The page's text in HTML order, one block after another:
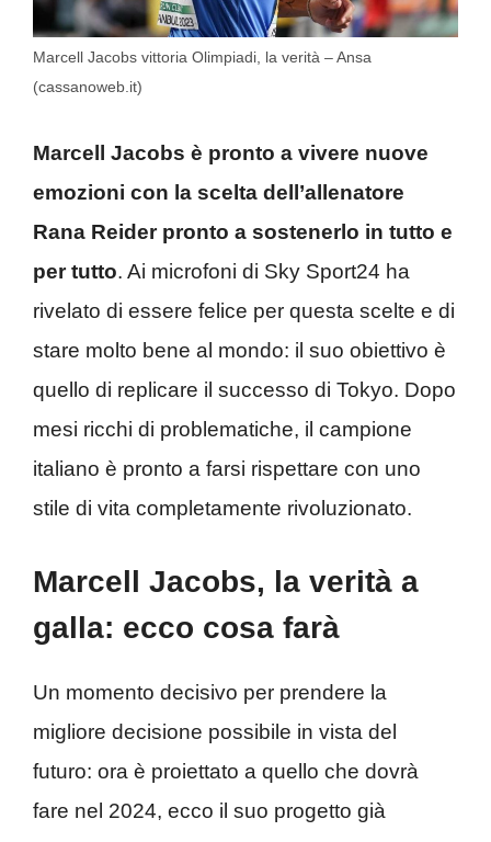
Marcell Jacobs vittoria Olimpiadi, la verità – Ansa
(cassanoweb.it)
Marcell Jacobs è pronto a vivere nuove
emozioni con la scelta dell’allenatore
Rana Reider pronto a sostenerlo in tutto e
per tutto. Ai microfoni di Sky Sport24 ha
rivelato di essere felice per questa scelte e di
stare molto bene al mondo: il suo obiettivo è
quello di replicare il successo di Tokyo. Dopo
mesi ricchi di problematiche, il campione
italiano è pronto a farsi rispettare con uno
stile di vita completamente rivoluzionato.
Marcell Jacobs, la verità a
galla: ecco cosa farà
Un momento decisivo per prendere la
migliore decisione possibile in vista del
futuro: ora è proiettato a quello che dovrà
fare nel 2024, ecco il suo progetto già